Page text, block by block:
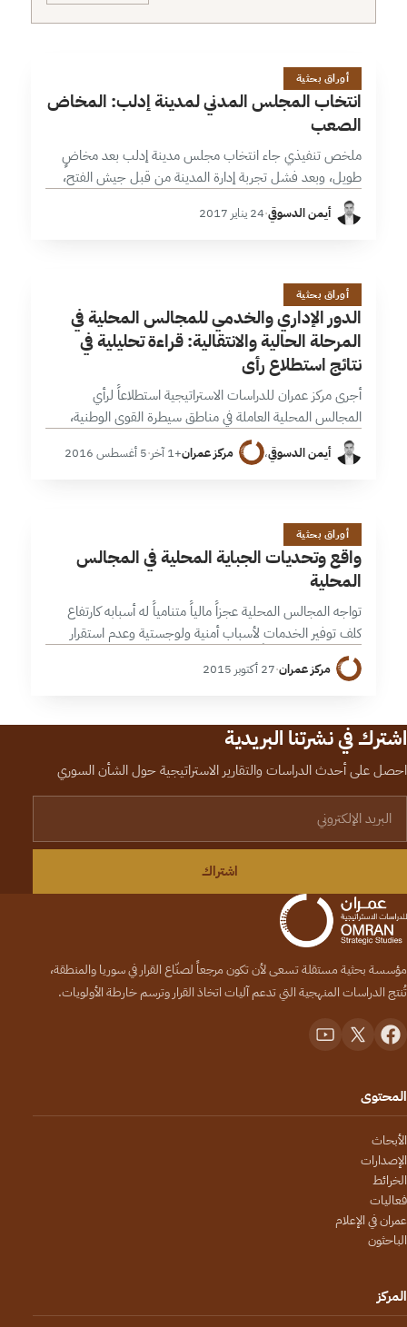
ا
13 دقائق
أوراق بحثية
انتخاب المجلس المدني لمدينة إدلب: المخاض
الصعب
ملخص تنفيذي جاء انتخاب مجلس مدينة إدلب بعد مخاضٍ
طويل، وبعد فشل تجربة إدارة المدينة من قبل جيش الفتح،
وكشفت عملية التشكيل عن بعض الجوانب الإيجابية والسلبية.
يمكن تفسير هذا…
أيمن الدسوقي·24 يناير 2017
ا
14 دقائق
أوراق بحثية
الدور الإداري والخدمي للمجالس المحلية في
المرحلة الحالية والانتقالية: قراءة تحليلية في
نتائج استطلاع رأي
أجرى مركز عمران للدراسات الاستراتيجية استطلاعاً لرأي
المجالس المحلية العاملة في مناطق سيطرة القوى الوطنية،
شمل الاستطلاع 105 مجالس في المحافظات السورية الآتية:
دمشق؛ ريف دمشق؛ حلب؛ إدلب؛ درعا؛ القنيطرة؛…
أيمن الدسوقي، مركز عمران+1 آخر ·5 أغسطس 2016
و1 دقائق
أوراق بحثية
واقع وتحديات الجباية المحلية في المجالس
المحلية
تواجه المجالس المحلية عجزاً مالياً متنامياً له أسبابه كارتفاع
كلف توفير الخدمات لأسباب أمنية ولوجستية وعدم استقرار
الإيرادات المالية نظراً لاعتماها على مصادر دعم خارجية أكثر منها
ذاتية. وإذ يُشكل…
مركز عمران·27 أكتوبر 2015
اشترك في نشرتنا البريدية
احصل على أحدث الدراسات والتقارير الاستراتيجية حول الشأن السوري
اشتراك
مؤسسة بحثية مستقلة تسعى لأن تكون مرجعاً لصنّاع القرار في سوريا والمنطقة،
تُنتج الدراسات المنهجية التي تدعم آليات اتخاذ القرار وترسم خارطة الأولويات.
المحتوى
الأبحاث
الإصدارات
الخرائط
فعاليات
عمران في الإعلام
الباحثون
المركز